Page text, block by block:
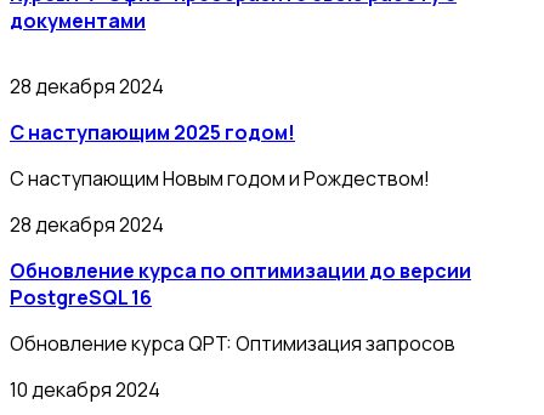
документами
28 декабря 2024
С наступающим 2025 годом!
С наступающим Новым годом и Рождеством!
28 декабря 2024
Обновление курса по оптимизации до версии
PostgreSQL 16
Обновление курса QPT: Оптимизация запросов
10 декабря 2024